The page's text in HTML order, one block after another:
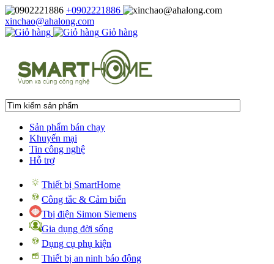
+0902221886
xinchao@ahalong.com
Giỏ hàng
Sản phẩm bán chạy
Khuyến mại
Tin công nghệ
Hỗ trợ
Thiết bị SmartHome
Công tắc & Cảm biến
Tbị điện Simon Siemens
Gia dụng đời sống
Dụng cụ phụ kiện
Thiết bị an ninh báo động